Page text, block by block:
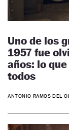
Uno de los
1957 fue
años: lo
todos
ANTONIO RAMOS DEL